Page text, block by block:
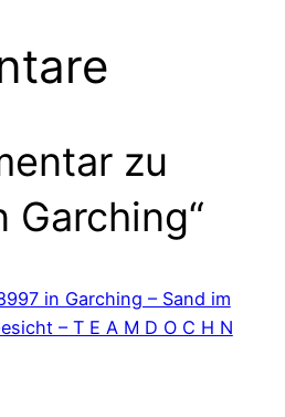
zu
Garching“
in Garching – Sand im
– T E A M D O C H N